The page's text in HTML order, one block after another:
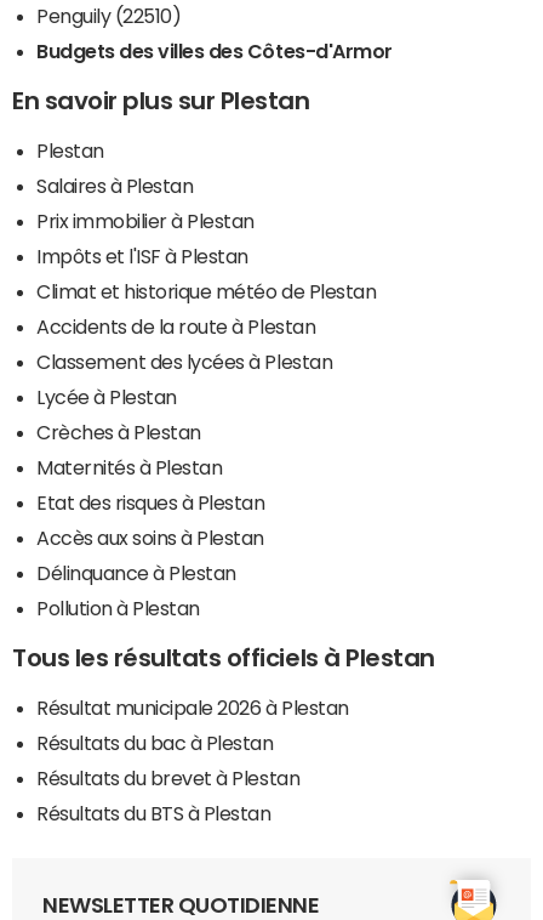
Penguily (22510)
Budgets des villes des Côtes-d'Armor
En savoir plus sur Plestan
Plestan
Salaires à Plestan
Prix immobilier à Plestan
Impôts et l'ISF à Plestan
Climat et historique météo de Plestan
Accidents de la route à Plestan
Classement des lycées à Plestan
Lycée à Plestan
Crèches à Plestan
Maternités à Plestan
Etat des risques à Plestan
Accès aux soins à Plestan
Délinquance à Plestan
Pollution à Plestan
Tous les résultats officiels à Plestan
Résultat municipale 2026 à Plestan
Résultats du bac à Plestan
Résultats du brevet à Plestan
Résultats du BTS à Plestan
NEWSLETTER QUOTIDIENNE